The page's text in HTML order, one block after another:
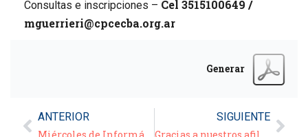
Consultas e inscripciones – Cel 3515100649 /
mguerrieri@cpcecba.org.ar
Generar
ANTERIOR
SIGUIENTE